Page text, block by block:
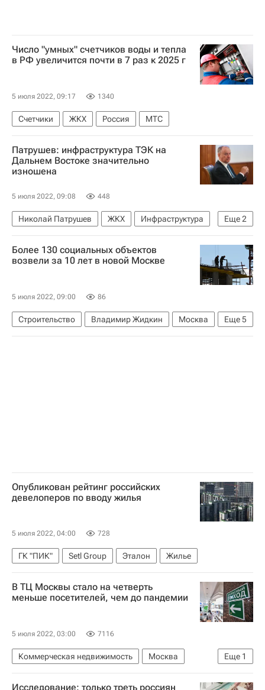
Число "умных" счетчиков воды и тепла
в РФ увеличится почти в 7 раз к 2025 г
5 июля 2022, 09:17 1340
Счетчики ЖКХ Россия МТС
Патрушев: инфраструктура ТЭК на
Дальнем Востоке значительно
изношена
5 июля 2022, 09:08 448
Еще2
Николай Патрушев ЖКХ
Инфраструктура
Дальний Восток
Дальневосточный ФО
Более 130 социальных объектов
возвели за 10 лет в новой Москве
5 июля 2022, 09:00 86
Еще5
Строительство Владимир Жидкин
Москва
ТиНАО
Опубликован рейтинг российских
девелоперов по вводу жилья
5 июля 2022, 04:00 728
ГК "ПИК" Setl Group Эталон Жилье
В ТЦ Москвы стало на четверть
меньше посетителей, чем до пандемии
5 июля 2022, 03:00 7116
Еще 1
Коммерческая недвижимость
Москва
Торговые центры
Исследование: только треть россиян